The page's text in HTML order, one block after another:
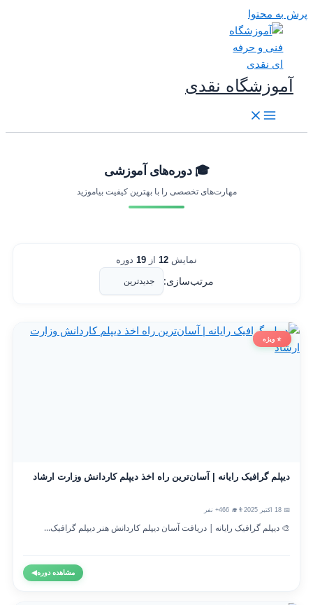
به محتوا
آموزشگاه نقدی
🎓 دوره‌های آموزشی
مهارت‌های تخصصی را با بهترین کیفیت بیاموزید
نمایش12 از 19 دوره
مرتب‌سازی:
⭐ ویژه
دیپلم گرافیک رایانه | آسان‌ترین راه اخذ دیپلم کاردانش وزارت ارشاد
👨‍🎓 466+ نفر
🎨 دیپلم گرافیک رایانه | دریافت آسان دیپلم کاردانش هنر دیپلم گرافیک...
مشاهده دوره◀